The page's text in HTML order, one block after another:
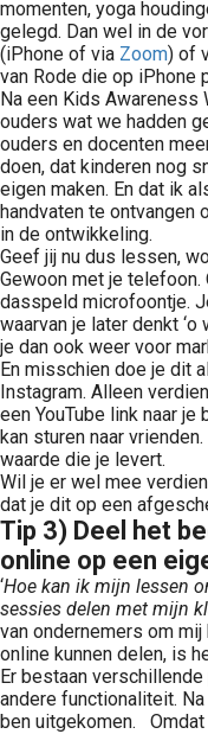
momenten, yoga
gelegd. Dan wel in de
(iPhone of via Zoom) of
van Rode die op iPhone
Na een Kids
ouders wat we hadden
ouders en docenten
doen, dat kinderen nog
eigen maken. En dat ik
handvaten te ontvangen
in de ontwikkeling.
Geef jij nu dus lessen,
Gewoon met je
dasspeld microfoontje.
waarvan je later denkt ‘o
je dan ook weer voor
En misschien doe je dit
Instagram. Alleen
een YouTube link naar
kan sturen naar
waarde die je levert.
Wil je er wel mee
dat je dit op een
Tip 3) Deel het
online op een
‘Hoe kan ik mijn lessen
sessies delen met mijn
van ondernemers om mij
online kunnen delen, is
Er bestaan verschillende
andere functionaliteit.
ben uitgekomen. Omdat